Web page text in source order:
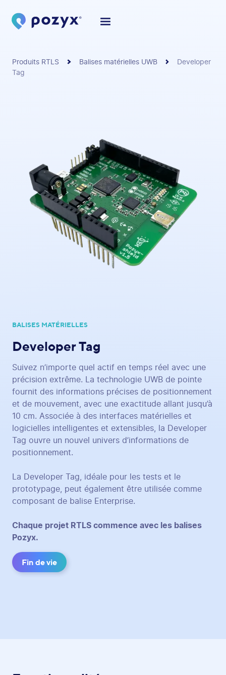
Produits RTLS Balises matérielles UWB
Developer
Tag
BALISES MATÉRIELLES
Developer Tag
Suivez n’importe quel actif en temps réel avec une
précision extrême. La technologie UWB de pointe
fournit des informations précises de positionnement
et de mouvement, avec une exactitude allant jusqu’à
10 cm. Associée à des interfaces matérielles et
logicielles intelligentes et extensibles, la Developer
Tag ouvre un nouvel univers d’informations de
positionnement.
La Developer Tag, idéale pour les tests et le
prototypage, peut également être utilisée comme
composant de balise Enterprise.
Chaque projet RTLS commence avec les balises
Pozyx.
Fin de vie